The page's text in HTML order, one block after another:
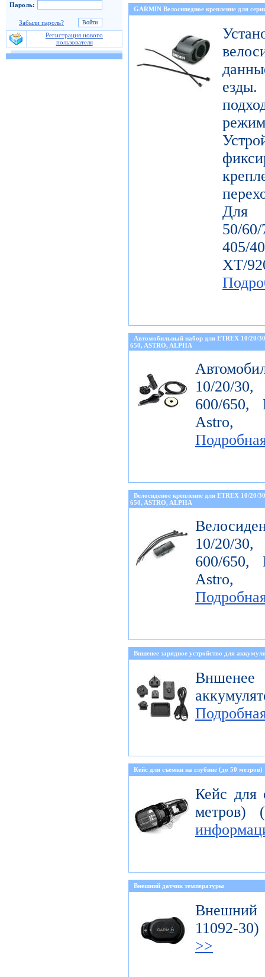
Пароль:
Забыли пароль?
Регистрация нового
пользователя
GARMIN Велосипедное крепление для
50/
405/
ХТ/
Автомобильный набор для ETREX 10/20/
650, ASTRO, ALPHA
10/20/
600/650,
Astro,
Велосиденое крепление для ETREX 10/
650, ASTRO, ALPHA
10/20/
600/650,
Astro,
Вншенее зарядное устройство для
Вншенее
Кейс для съемки на глубине (до 50 метров)
Кейс для
метров)
Внешний датчик температуры
Внешний
11092-
>>